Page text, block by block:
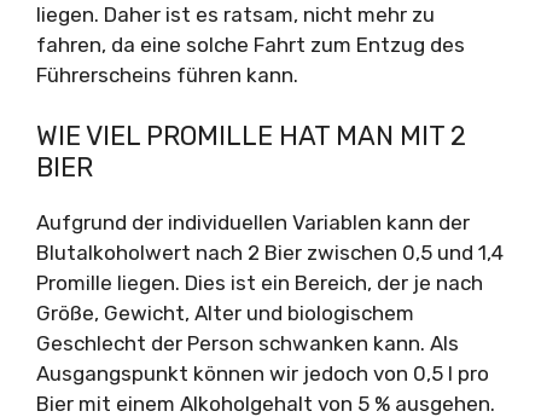
liegen. Daher ist es ratsam, nicht mehr zu
fahren, da eine solche Fahrt zum Entzug des
Führerscheins führen kann.
WIE VIEL PROMILLE HAT MAN MIT 2
BIER
Aufgrund der individuellen Variablen kann der
Blutalkoholwert nach 2 Bier zwischen 0,5 und 1,4
Promille liegen. Dies ist ein Bereich, der je nach
Größe, Gewicht, Alter und biologischem
Geschlecht der Person schwanken kann. Als
Ausgangspunkt können wir jedoch von 0,5 l pro
Bier mit einem Alkoholgehalt von 5 % ausgehen.